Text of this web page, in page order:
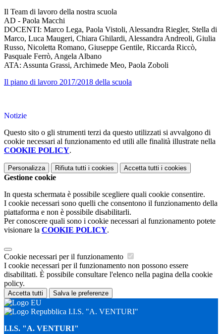
Il Team di lavoro della nostra scuola
AD - Paola Macchi
DOCENTI: Marco Lega, Paola Vistoli, Alessandra Riegler, Stella di
Marco, Luca Maugeri, Chiara Ghilardi, Alessandra Andreoli, Giulia
Russo, Nicoletta Romano, Giuseppe Gentile, Riccarda Riccò,
Pasquale Ferrò, Angela Albano
ATA: Assunta Grassi, Archimede Meo, Paola Zoboli
Il piano di lavoro 2017/2018 della scuola
Notizie
Questo sito o gli strumenti terzi da questo utilizzati si avvalgono di
cookie necessari al funzionamento ed utili alle finalità illustrate nella
COOKIE POLICY.
Personalizza Rifiuta tutti i cookies Accetta tutti i cookies
Gestione cookie
In questa schermata è possibile scegliere quali cookie consentire.
I cookie necessari sono quelli che consentono il funzionamento della
piattaforma e non è possibile disabilitarli.
Per conoscere quali sono i cookie necessari al funzionamento potete
visionare la COOKIE POLICY.
Cookie necessari per il funzionamento
I cookie necessari per il funzionamento non possono essere
disabilitati. È possibile consultare l'elenco nella pagina della cookie
policy.
Accetta tutti Salva le preferenze
I.I.S. "A. VENTURI"
I.I.S. "A. VENTURI"